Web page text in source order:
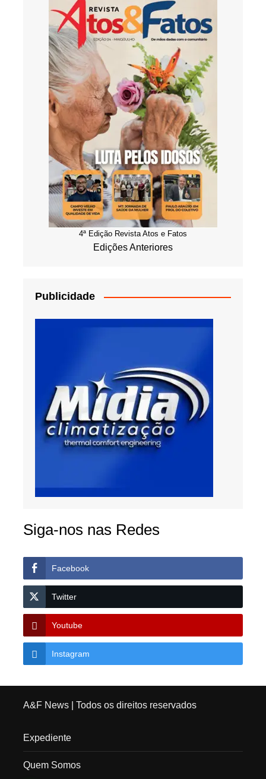
4ª Edição Revista Atos e Fatos
Edições Anteriores
Publicidade
Siga-nos nas Redes
Facebook
Twitter
Youtube
Instagram
A&F News| Todos os direitos reservados
Expediente
Quem Somos